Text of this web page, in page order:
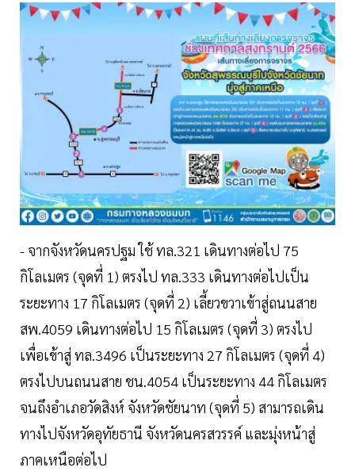
- จากจังหวัดนครปฐม ใช้ ทล.321 เดินทางต่อไป 75
กิโลเมตร (จุดที่ 1) ตรงไป ทล.333 เดินทางต่อไปเป็น
ระยะทาง 17 กิโลเมตร (จุดที่ 2) เลี้ยวขวาเข้าสู่ถนนสาย
สพ.4059 เดินทางต่อไป 15 กิโลเมตร (จุดที่ 3) ตรงไป
เพื่อเข้าสู่ ทล.3496 เป็นระยะทาง 27 กิโลเมตร (จุดที่ 4)
ตรงไปบนถนนสาย ชน.4054 เป็นระยะทาง 44 กิโลเมตร
จนถึงอำเภอวัดสิงห์ จังหวัดชัยนาท (จุดที่ 5) สามารถเดิน
ทางไปจังหวัดอุทัยธานี จังหวัดนครสวรรค์ และมุ่งหน้าสู่
ภาคเหนือต่อไป